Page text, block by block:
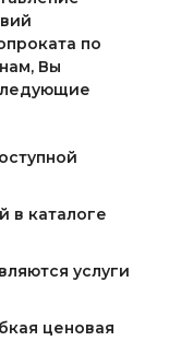
по
Вы
в каталоге
услуги
ценовая